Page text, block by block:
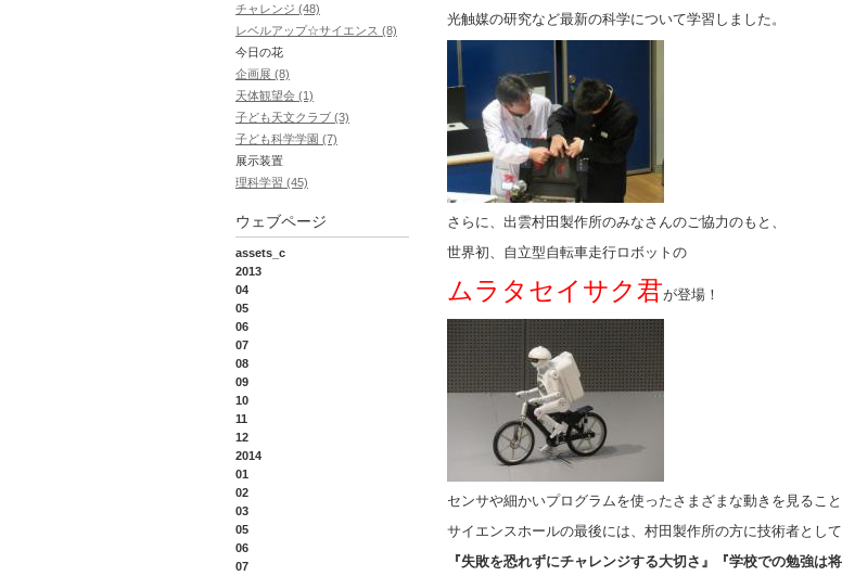
光触媒の研究など最新の科学について学習しました。
さらに、出雲村田製作所のみなさんのご協力のもと、
世界初、自立型自転車走行ロボットの
ムラタセイサク君が登場！
センサや細かいプログラムを使ったさまざまな動きを見ること
サイエンスホールの最後には、村田製作所の方に技術者とし
『失敗を恐れずにチャレンジする大切さ』『学校での勉強は
チャレンジ (48)
レベルアップ☆サイエンス (8)
今日の花
企画展 (8)
天体観望会 (1)
子ども天文クラブ (3)
子ども科学学園 (7)
展示装置
理科学習 (45)
ウェブページ
assets_c
2013
04
05
06
07
08
09
10
11
12
2014
01
02
03
05
06
07